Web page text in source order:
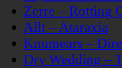
Zerre – Rotting
Allt – Ataraxia
Knumears –
Dry Wedding –